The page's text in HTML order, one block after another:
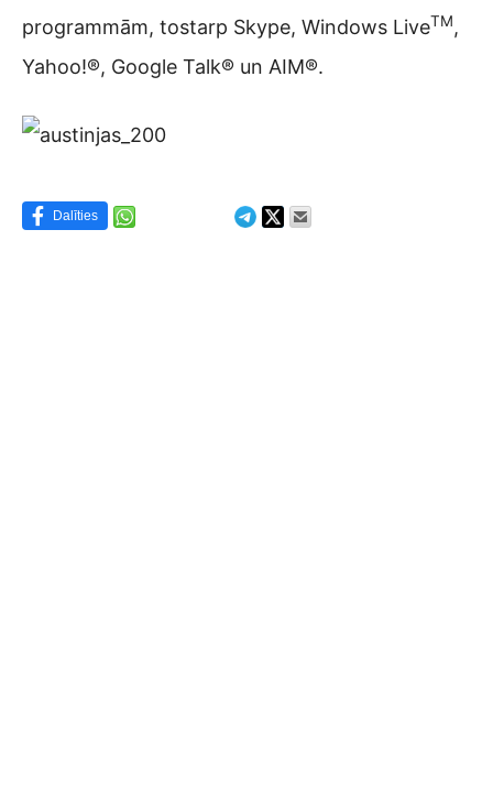
programmām, tostarp Skype, Windows LiveTM,
Yahoo!®, Google Talk® un AIM®.
Dalīties